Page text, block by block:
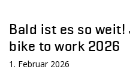
Bald ist es so
bike to work 2026
1. Februar 2026